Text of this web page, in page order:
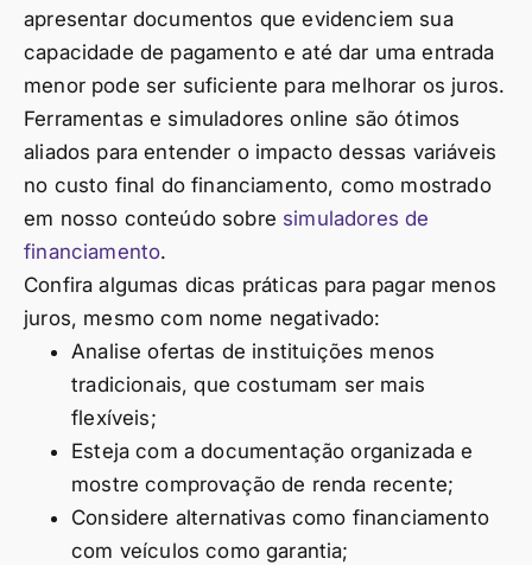
apresentar documentos que evidenciem sua
capacidade de pagamento e até dar uma entrada
menor pode ser suficiente para melhorar os juros.
Ferramentas e simuladores online são ótimos
aliados para entender o impacto dessas variáveis
no custo final do financiamento, como mostrado
em nosso conteúdo sobre simuladores de
financiamento.
Confira algumas dicas práticas para pagar menos
juros, mesmo com nome negativado:
Analise ofertas de instituições menos
tradicionais, que costumam ser mais
flexíveis;
Esteja com a documentação organizada e
mostre comprovação de renda recente;
Considere alternativas como financiamento
com veículos como garantia;